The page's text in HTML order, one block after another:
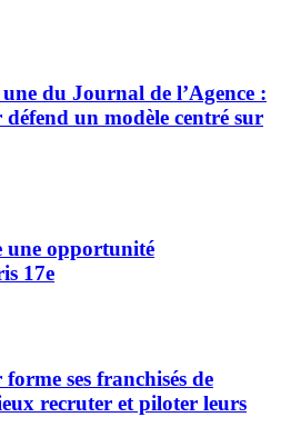
du Journal de l’Agence :
un modèle centré sur
une opportunité
17e
ses franchisés de
recruter et piloter leurs